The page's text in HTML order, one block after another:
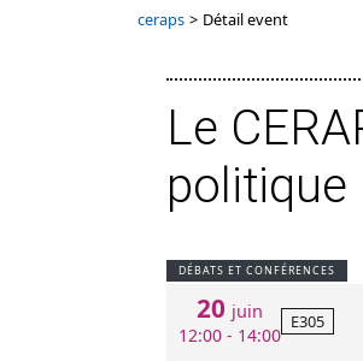
ceraps > Détail event
Le
politique
DÉBATS ET CONFÉRENCES
20 juin
12:00 - 14:00
E305